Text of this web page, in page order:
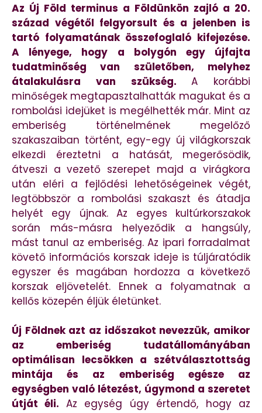
Az Új Föld terminus a Földünkön zajló a 20.
század végétől felgyorsult és a jelenben is
tartó folyamatának összefoglaló kifejezése.
A lényege, hogy a bolygón egy újfajta
tudatminőség van születőben, melyhez
átalakulásra van szükség.A korábbi
minőségek megtapasztalhatták magukat és a
rombolási idejüket is megélhették már. Mint az
emberiség történelmének megelőző
szakaszaiban történt, egy-egy új világkorszak
elkezdi éreztetni a hatását, megerősödik,
átveszi a vezető szerepet majd a virágkora
után eléri a fejlődési lehetőségeinek végét,
legtöbbször a rombolási szakaszt és átadja
helyét egy újnak. Az egyes kultúrkorszakok
során más-másra helyeződik a hangsúly,
mást tanul az emberiség. Az ipari forradalmat
követő információs korszak ideje is túljáratódik
egyszer és magában hordozza a következő
korszak eljövetelét. Ennek a folyamatnak a
kellős közepén éljük életünket.
Új Földnek azt az időszakot nevezzük, amikor
az emberiség tudatállományában
optimálisan lecsökken a szétválasztottság
mintája és az emberiség egésze az
egységben való létezést, úgymond a szeretet
útját éli. Az egység úgy értendő, hogy az